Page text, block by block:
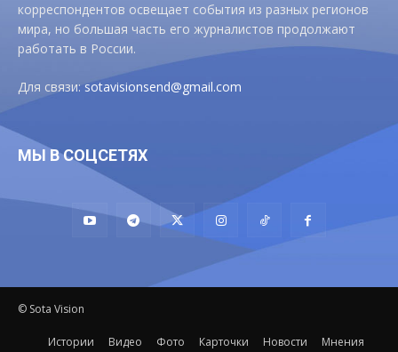
корреспондентов освещает события из разных регионов
мира, но большая часть его журналистов продолжают
работать в России.
Для связи:sotavisionsend@gmail.com
МЫ В СОЦСЕТЯХ
© Sota Vision
Истории Видео Фото Карточки Новости Мнения